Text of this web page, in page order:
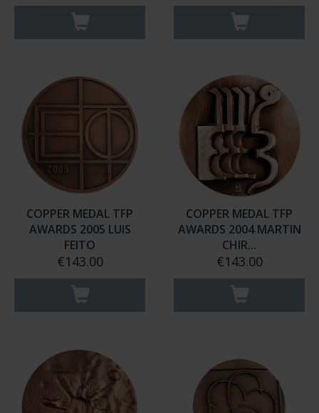
COPPER MEDAL TFP
AWARDS 2005 LUIS
FEITO
€143.00
COPPER MEDAL TFP
AWARDS 2004 MARTIN
CHIR...
€143.00